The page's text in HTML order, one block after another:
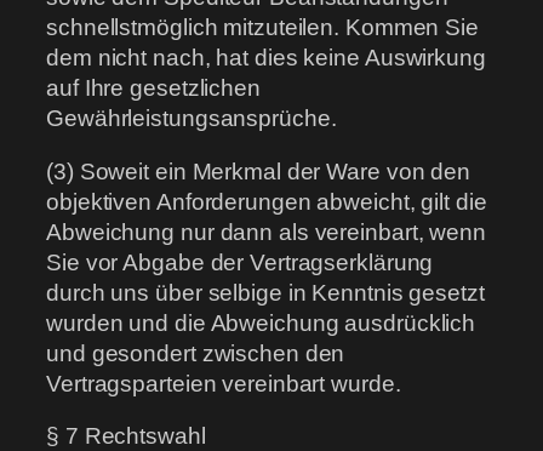
schnellstmöglich mitzuteilen. Kommen Sie
dem nicht nach, hat dies keine Auswirkung
auf Ihre gesetzlichen
Gewährleistungsansprüche.
(3) Soweit ein Merkmal der Ware von den
objektiven Anforderungen abweicht, gilt die
Abweichung nur dann als vereinbart, wenn
Sie vor Abgabe der Vertragserklärung
durch uns über selbige in Kenntnis gesetzt
wurden und die Abweichung ausdrücklich
und gesondert zwischen den
Vertragsparteien vereinbart wurde.
§ 7 Rechtswahl